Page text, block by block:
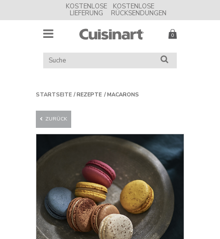
KOSTENLOSE
LIEFERUNG
KOSTENLOSE
RÜCKSENDUNGEN
MENU
UK
KATALOG
DURCHSUCHEN
SUCHE
STARTSEITE REZEPTE MACARONS
ZURÜCK